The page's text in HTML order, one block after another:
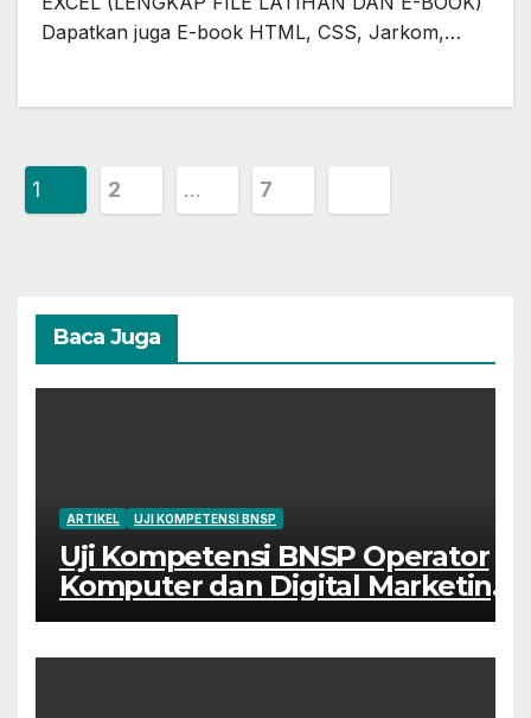
Dapatkan juga E-book HTML, CSS, Jarkom,…
Posts
1 2 … 7
Baca Juga
ARTIKEL UJI KOMPETENSI BNSP
Uji Kompetensi BNSP Operator
Komputer dan Digital Marketing
di Bekasi